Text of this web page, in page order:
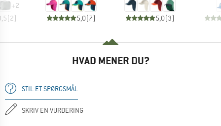
+2
(2) 5,0(7) 5,0(3)
HVAD MENER DU?
STIL ET SPØRGSMÅL
SKRIV EN VURDERING